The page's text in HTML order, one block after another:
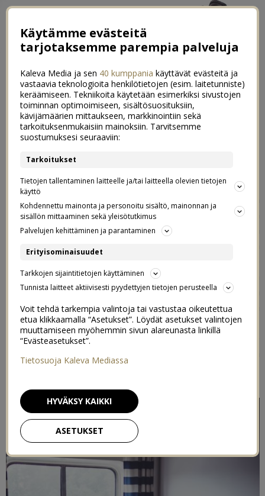
Ekoja tunnelmia Kolmårdenista &
Tukholmasta
Moikka! Meidän reissu lähestyy loppuaan, mutta blogin
puolella Ruotsitykitys on vasta alkamassa! Reissu on
ollut ihan huikea ja ollaan tehty niin paljon kaikkea kivaa
että ei tosiaankaan yhteen postaukseen saa
mahdutettua. Parasta on kyllä se, että mulla on koko
reissu miljoonana pikku videopätkänä kameran
muistikortilla, ja kunhan päästään kotiin mä aion tehdä
huipun reissuvideon! Ajattelin että tässä olisi hyvä
tilaisuus tehdä pitkästä aikaa videota Youtuben puolelle,
kun on jotain vähän spesiaalimpaa meininkiä, ja niin me
Käytämme evästeitä
tarjotaksemme parempia palveluja
Kaleva Media ja sen 40 kumppania käyttävät evästeitä ja
vastaavia teknologioita henkilötietojen (esim. laitetunniste)
keräämiseen. Tekniikoita käytetään esimerkiksi sivustojen
toiminnan optimoimiseen, sisältösuosituksiin,
kävijämäärien mittaukseen, markkinointiin sekä
tarkoituksenmukaisiin mainoksiin. Tarvitsemme
suostumuksesi seuraaviin:
Tarkoitukset
Tietojen tallentaminen laitteelle ja/tai laitteella olevien tietojen
käyttö
Kohdennettu mainonta ja personoitu sisältö, mainonnan ja
sisällön mittaaminen sekä yleisötutkimus
Palvelujen kehittäminen ja parantaminen
Erityisominaisuudet
Tarkkojen sijaintitietojen käyttäminen
Tunnista laitteet aktiivisesti pyydettyjen tietojen perusteella
Voit tehdä tarkempia valintoja tai vastustaa oikeutettua
etua klikkaamalla “Asetukset”. Löydät asetukset valintojen
muuttamiseen myöhemmin sivun alareunasta linkillä
“Evästeasetukset”.
Tietosuoja Kaleva Mediassa
ASETUKSET
HYVÄKSY KAIKKI